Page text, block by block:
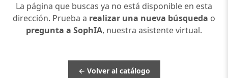
La página que buscas ya no está disponible en esta
dirección. Prueba a realizar una nueva búsqueda o
pregunta a SophIA, nuestra asistente virtual.
← Volver al catálogo